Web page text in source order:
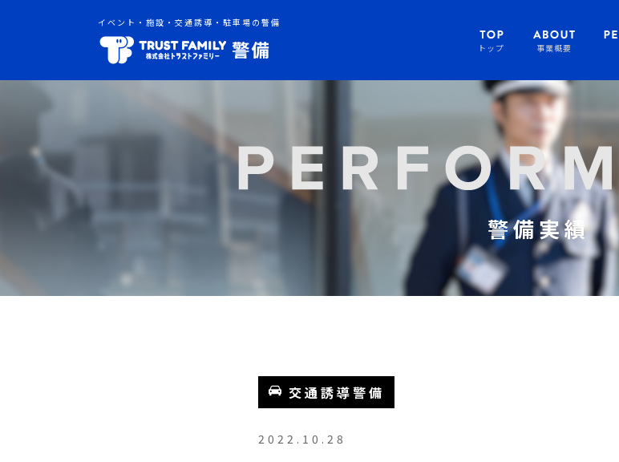
イベント・施設・交通誘導・駐車場の警備
トップ 事業概要
警備実績
交通誘導警備
2022.10.28